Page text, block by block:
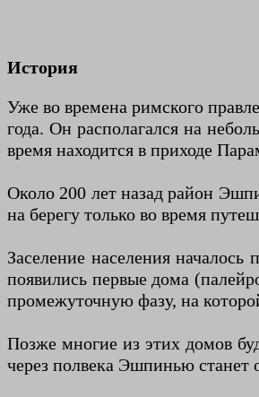
История
Уже во времена римского
года. Он располагался на
время находится в приходе
Около 200 лет назад район
на берегу только во время
Заселение населения
появились первые дома
промежуточную фазу, на
Позже многие из этих домов
через полвека Эшпинью станет